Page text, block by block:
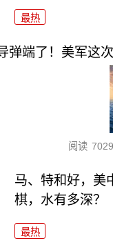
最热
弹端了！美军这
阅读 7029
马、特和好，美
棋，水有多深？
最热